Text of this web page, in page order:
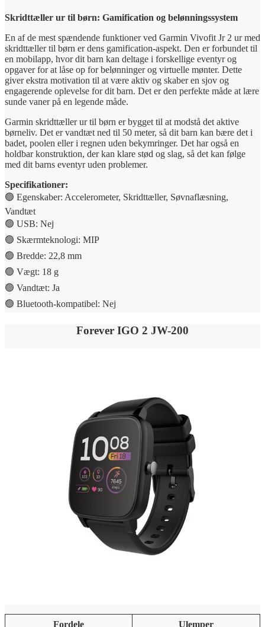
Skridttæller ur til børn: Gamification og belønningssystem
En af de mest spændende funktioner ved Garmin Vivofit Jr 2 ur med
skridttæller til børn er dens gamification-aspekt. Den er forbundet til
en mobilapp, hvor dit barn kan deltage i forskellige eventyr og
opgaver for at låse op for belønninger og virtuelle mønter. Dette
giver ekstra motivation til at være aktiv og skaber en sjov og
engagerende oplevelse for dit barn. Det er den perfekte måde at lære
sunde vaner på en legende måde.
Garmin skridttæller ur til børn er bygget til at modstå det aktive
børneliv. Det er vandtæt ned til 50 meter, så dit barn kan bære det i
badet, poolen eller i regnen uden bekymringer. Det har også en
holdbar konstruktion, der kan klare stød og slag, så det kan følge
med dit barns eventyr uden problemer.
Specifikationer:
🟢 Egenskaber: Accelerometer, Skridttæller, Søvnaflæsning,
Vandtæt
🟢 USB: Nej
🟢 Skærmteknologi: MIP
🟢 Bredde: 22,8 mm
🟢 Vægt: 18 g
🟢 Vandtæt: Ja
🟢 Bluetooth-kompatibel: Nej
Forever IGO 2 JW-200
Fordele Ulemper